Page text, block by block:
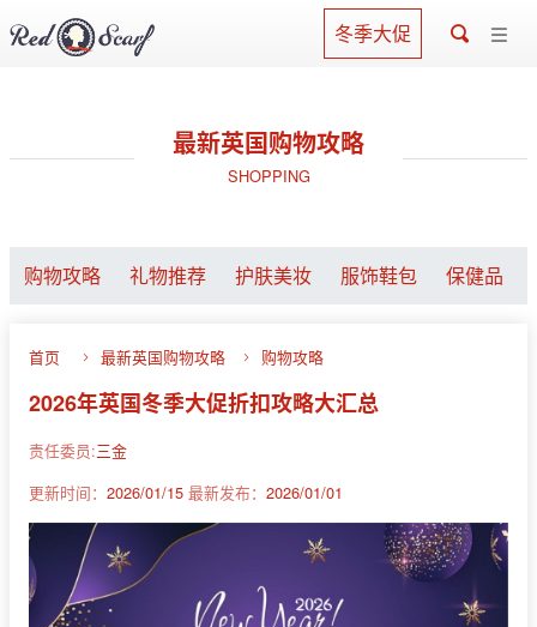
冬季大促
最新英国购物攻略
SHOPPING
购物攻略 礼物推荐 护肤美妆 服饰鞋包 保健品
首页 最新英国购物攻略 购物攻略
2026年英国冬季大促折扣攻略大汇总
责任委员:三金
更新时间： 2026/01/15 最新发布： 2026/01/01